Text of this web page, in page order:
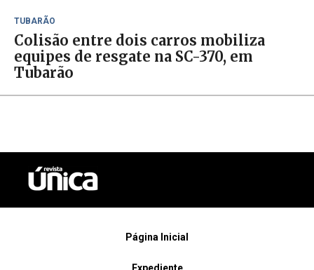
TUBARÃO
Colisão entre dois carros mobiliza
equipes de resgate na SC-370, em
Tubarão
Página Inicial